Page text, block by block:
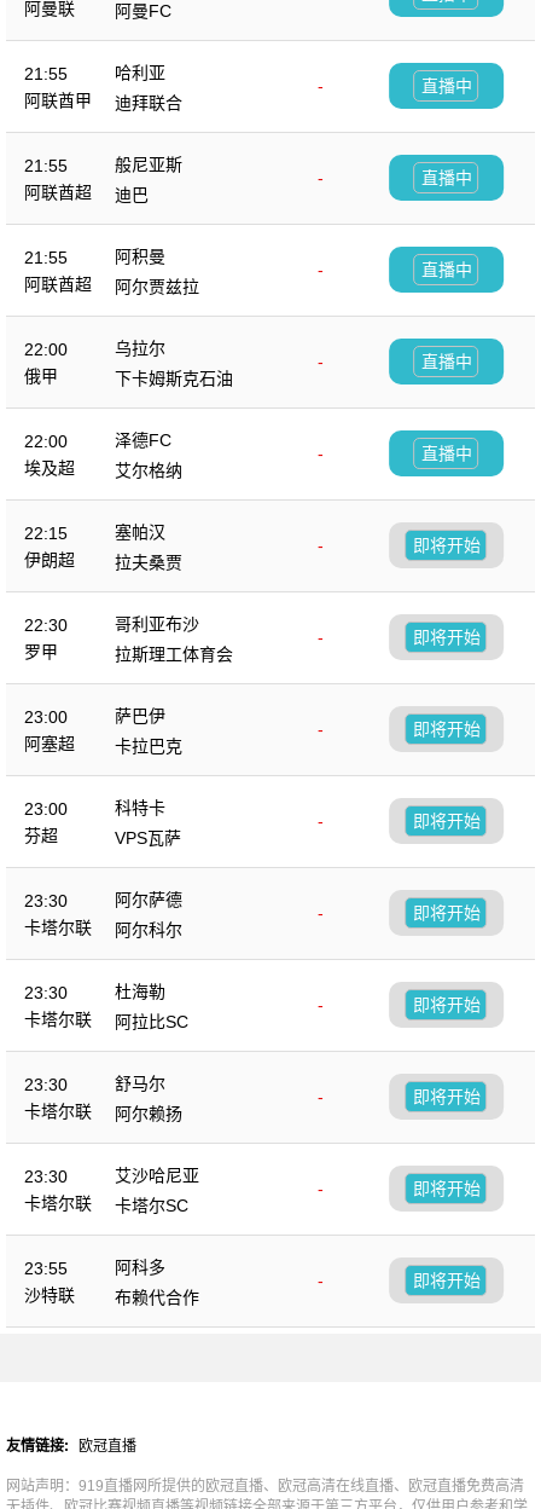
阿曼联
阿曼FC
21:55
阿联酋甲
哈利亚
-
迪拜联合
直播中
21:55
阿联酋超
般尼亚斯
-
迪巴
直播中
21:55
阿联酋超
阿积曼
-
阿尔贾兹拉
直播中
22:00
俄甲
乌拉尔
-
下卡姆斯克石油
直播中
22:00
埃及超
泽德FC
-
艾尔格纳
直播中
22:15
伊朗超
塞帕汉
-
拉夫桑贾
即将开始
22:30
罗甲
哥利亚布沙
-
拉斯理工体育会
即将开始
23:00
阿塞超
萨巴伊
-
卡拉巴克
即将开始
23:00
芬超
科特卡
-
VPS瓦萨
即将开始
23:30
卡塔尔联
阿尔萨德
-
阿尔科尔
即将开始
23:30
卡塔尔联
杜海勒
-
阿拉比SC
即将开始
23:30
卡塔尔联
舒马尔
-
阿尔赖扬
即将开始
23:30
卡塔尔联
艾沙哈尼亚
-
卡塔尔SC
即将开始
23:55
沙特联
阿科多
-
布赖代合作
即将开始
友情链接: 欧冠直播
网站声明：919直播网所提供的欧冠直播、欧冠高清在线直播、欧冠直播免费高清